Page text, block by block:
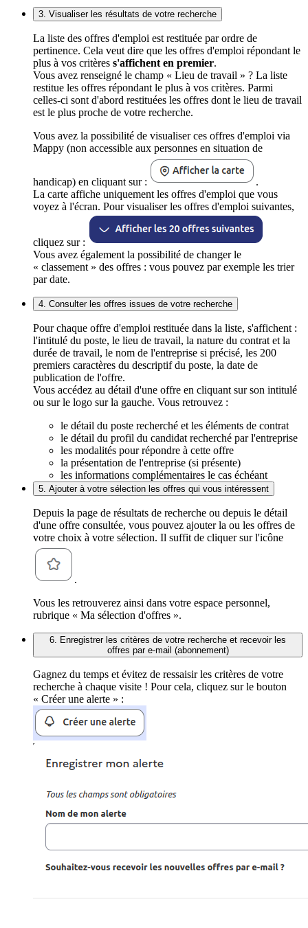
3. Visualiser les résultats de votre recherche
La liste des offres d'emploi est restituée par ordre de
pertinence. Cela veut dire que les offres d'emploi répondant le
plus à vos critères s'affichent en premier.
Vous avez renseigné le champ « Lieu de travail » ? La liste
restitue les offres répondant le plus à vos critères. Parmi
celles-ci sont d'abord restituées les offres dont le lieu de travail
est le plus proche de votre recherche.
Vous avez la possibilité de visualiser ces offres d'emploi via
Mappy (non accessible aux personnes en situation de
handicap) en cliquant sur :
.
La carte affiche uniquement les offres d'emploi que vous
voyez à l'écran. Pour visualiser les offres d'emploi suivantes,
cliquez sur :
Vous avez également la possibilité de changer le
« classement » des offres : vous pouvez par exemple les trier
par date.
4. Consulter les offres issues de votre recherche
Pour chaque offre d'emploi restituée dans la liste, s'affichent :
l'intitulé du poste, le lieu de travail, la nature du contrat et la
durée de travail, le nom de l'entreprise si précisé, les 200
premiers caractères du descriptif du poste, la date de
publication de l'offre.
Vous accédez au détail d'une offre en cliquant sur son intitulé
ou sur le logo sur la gauche. Vous retrouvez :
le détail du poste recherché et les éléments de contrat
le détail du profil du candidat recherché par l'entreprise
les modalités pour répondre à cette offre
la présentation de l'entreprise (si présente)
les informations complémentaires le cas échéant
5. Ajouter à votre sélection les offres qui vous intéressent
Depuis la page de résultats de recherche ou depuis le détail
d'une offre consultée, vous pouvez ajouter la ou les offres de
votre choix à votre sélection. Il suffit de cliquer sur l'icône
.
Vous les retrouverez ainsi dans votre espace personnel,
rubrique « Ma sélection d'offres ».
6. Enregistrer les critères de votre recherche et recevoir les
offres par e-mail (abonnement)
Gagnez du temps et évitez de ressaisir les critères de votre
recherche à chaque visite ! Pour cela, cliquez sur le bouton
« Créer une alerte » :